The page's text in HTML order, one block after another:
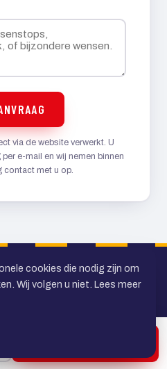
via de website verwerkt. U
e-mail en wij nemen binnen
contact met u op.
in de
jaar
cookies die nodig zijn om
Wij volgen u niet. Lees meer